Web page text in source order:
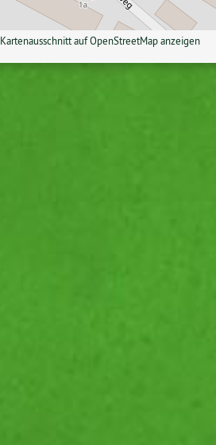
Kar­ten­aus­schnitt auf Open­S­treet­Map anzeigen